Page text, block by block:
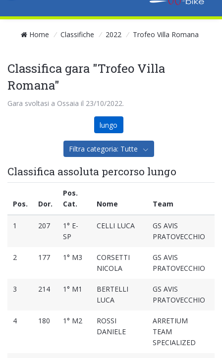
Home / Classifiche / 2022 / Trofeo Villa Romana
Classifica gara "Trofeo Villa
Romana"
Gara svoltasi a Ossaia il 23/10/2022.
lungo
Filtra categoria: Tutte
Classifica assoluta percorso lungo
Pos. Dor.
Pos.
Cat.
Nome Team
1 207
1° E-
SP
CELLI LUCA
GS AVIS
PRATOVECCHIO
2 177 1° M3
CORSETTI
NICOLA
GS AVIS
PRATOVECCHIO
3 214 1° M1
BERTELLI
LUCA
GS AVIS
PRATOVECCHIO
4 180 1° M2
ROSSI
DANIELE
ARRETIUM
TEAM
SPECIALIZED